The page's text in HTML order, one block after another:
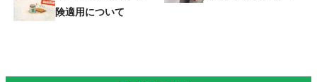
険適用について